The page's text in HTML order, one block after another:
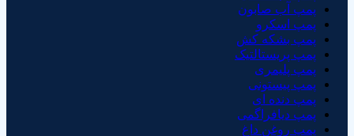
پمپ آب صابون
پمپ اسکرو
پمپ بشکه کش
پمپ پریستالتیک
پمپ پلیمری
پمپ پیستونی
پمپ دنده ای
پمپ دیافراگمی
پمپ روغن داغ